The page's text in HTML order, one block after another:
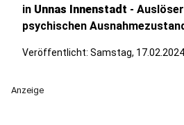
in Unnas Innenstadt -
psychischen
Veröffentlicht: Samstag,
Anzeige